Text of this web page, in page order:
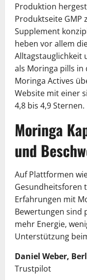
Produktion
Produktseite GMP
Supplement
heben vor allem
Alltagstauglichkeit
als Moringa pills in
Moringa Actives
Website mit einer
4,8 bis 4,9 Sternen.
Moringa
und
Auf Plattformen
Gesundheitsforen
Erfahrungen mit
Bewertungen sind
mehr Energie,
Unterstützung
Daniel Weber,
Trustpilot